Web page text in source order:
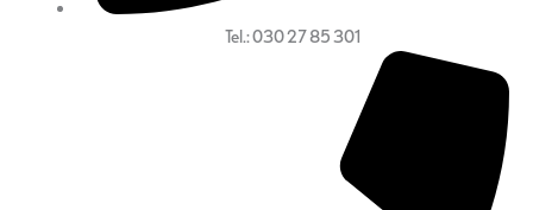
Tel.: 030 27 85 301